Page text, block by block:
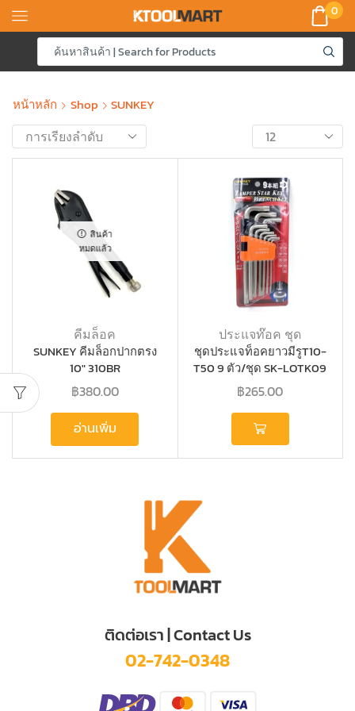
0
หน้าหลัก Shop SUNKEY
สินค้า
หมดแล้ว
คีมล็อค
SUNKEY คีมล็อกปากตรง
10″ 310BR
฿380.00
อ่านเพิ่ม
ประแจท๊อค ชุด
ชุดประแจท็อคยาวมีรูT10-
T50 9 ตัว/ชุด SK-LOTK09
SUNKEY
฿265.00
ติดต่อเรา | Contact Us
02-742-0348